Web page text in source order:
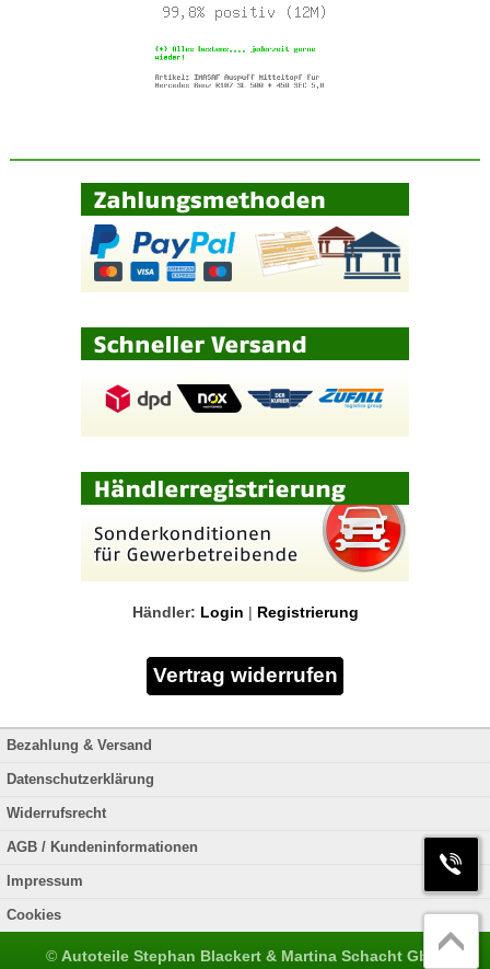
Händler: Login | Registrierung
Bezahlung & Versand
Datenschutzerklärung
Widerrufsrecht
AGB / Kundeninformationen
Impressum
Cookies
© Autoteile Stephan Blackert & Martina Schacht GbR.